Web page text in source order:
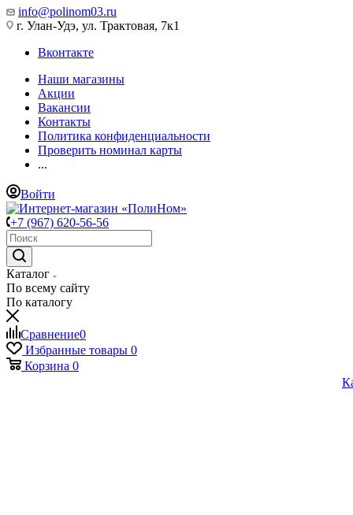
info@polinom03.ru
г. Улан-Удэ, ул. Трактовая, 7к1
Вконтакте
Наши магазины
Акции
Вакансии
Контакты
Политика конфиденциальности
Проверить номинал карты
...
Войти
+7 (967) 620-56-56
Каталог
По всему сайту
По каталогу
Сравнение0
Избранные товары 0
Корзина 0